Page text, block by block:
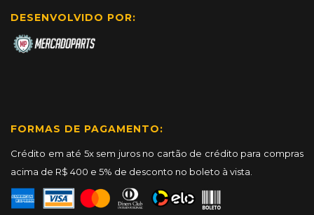
DESENVOLVIDO POR:
FORMAS DE PAGAMENTO:
Crédito em até 5x sem juros no cartão de crédito para compras
acima de R$ 400 e 5% de desconto no boleto à vista.